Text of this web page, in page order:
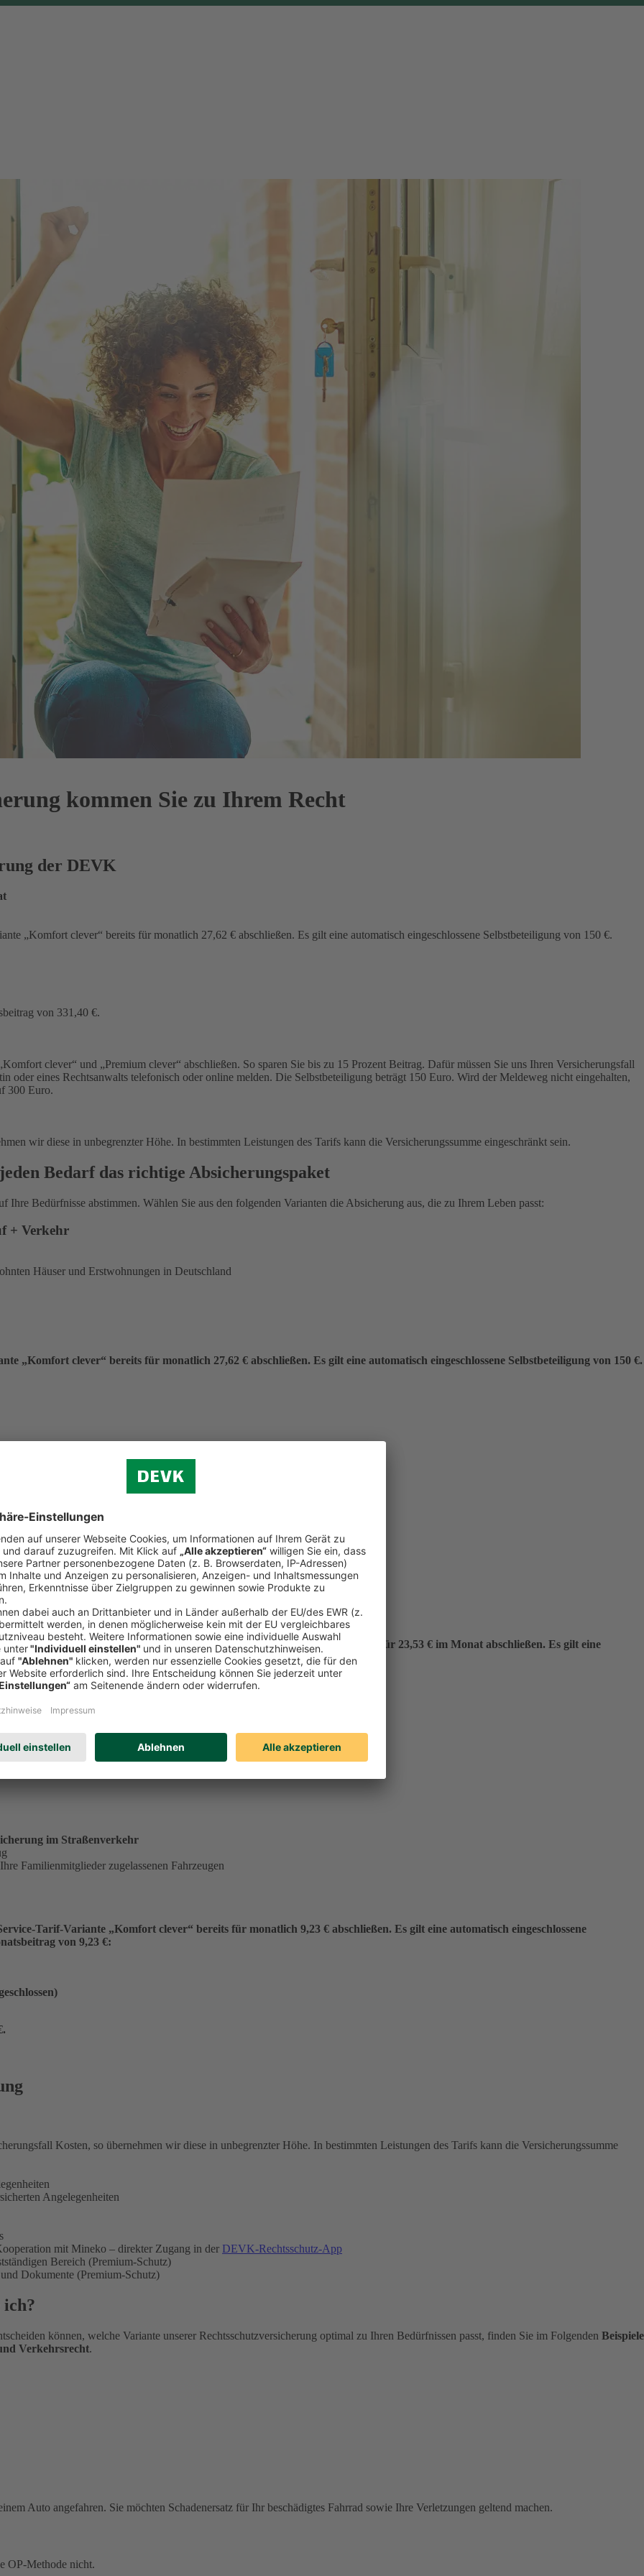
kommen Sie zu Ihrem Recht
der DEVK
„Komfort clever“ bereits für monatlich 27,62 € abschließen. Es gilt eine automatisch eingeschlossene Selbstbeteiligung von 150 €.
von 331,40 €.
clever“ und „Premium clever“ abschließen. So sparen Sie bis zu 15 Prozent Beitrag. Dafür müssen Sie uns Ihren Versicherungsfall
oder eines Rechtsanwalts telefonisch oder online melden. Die Selbstbeteiligung beträgt 150 Euro. Wird der Meldeweg nicht eingehalten,
300 Euro.
wir diese in unbegrenzter Höhe. In bestimmten Leistungen des Tarifs kann die Versicherungssumme eingeschränkt sein.
Bedarf das richtige Absicherungspaket
Ihre Bedürfnisse abstimmen. Wählen Sie aus den folgenden Varianten die Absicherung aus, die zu Ihrem Leben passt:
+ Verkehr
Häuser und Erstwohnungen in Deutschland
„Komfort clever“ bereits für monatlich 27,62 € abschließen. Es gilt eine automatisch eingeschlossene Selbstbeteiligung von 150 €.
von 331,40 €.
(ohne Verkehr)
Reiserecht
Bereich (Premium-Schutz)
tätiger Single in der Service-Tarif-Variante „Komfort clever“ bereits für 23,53 € im Monat abschließen. Es gilt eine
für einen Monatsbeitrag von 23,53 €:
.
im Straßenverkehr
Familienmitglieder zugelassenen Fahrzeugen
Tarif-Variante „Komfort clever“ bereits für monatlich 9,23 € abschließen. Es gilt eine automatisch eingeschlossene
von 9,23 €:
.
Kosten, so übernehmen wir diese in unbegrenzter Höhe. In bestimmten Leistungen des Tarifs kann die Versicherungssumme
Angelegenheiten
mit Mineko – direkter Zugang in der DEVK-Rechtsschutz-App
Bereich (Premium-Schutz)
Dokumente (Premium-Schutz)
ich?
können, welche Variante unserer Rechtsschutzversicherung optimal zu Ihren Bedürfnissen passt, finden Sie im Folgenden Beispiele
Verkehrsrecht.
Auto angefahren. Sie möchten Schadenersatz für Ihr beschädigtes Fahrrad sowie Ihre Verletzungen geltend machen.
OP-Methode nicht.